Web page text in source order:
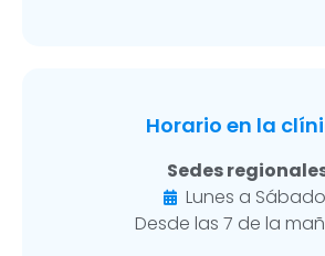
Horario en la
Sedes
Lunes a
Desde las 7 de la